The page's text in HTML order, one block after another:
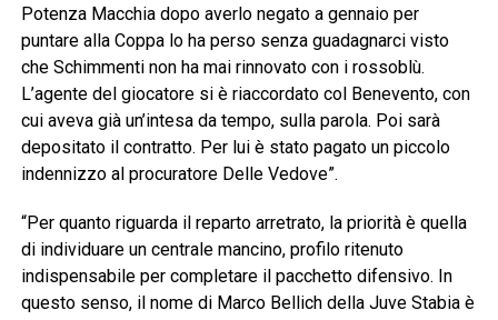
Potenza Macchia dopo averlo negato a gennaio per
puntare alla Coppa lo ha perso senza guadagnarci visto
che Schimmenti non ha mai rinnovato con i rossoblù.
L’agente del giocatore si è riaccordato col Benevento, con
cui aveva già un’intesa da tempo, sulla parola. Poi sarà
depositato il contratto. Per lui è stato pagato un piccolo
indennizzo al procuratore Delle Vedove”.
“Per quanto riguarda il reparto arretrato, la priorità è quella
di individuare un centrale mancino, profilo ritenuto
indispensabile per completare il pacchetto difensivo. In
questo senso, il nome di Marco Bellich della Juve Stabia è